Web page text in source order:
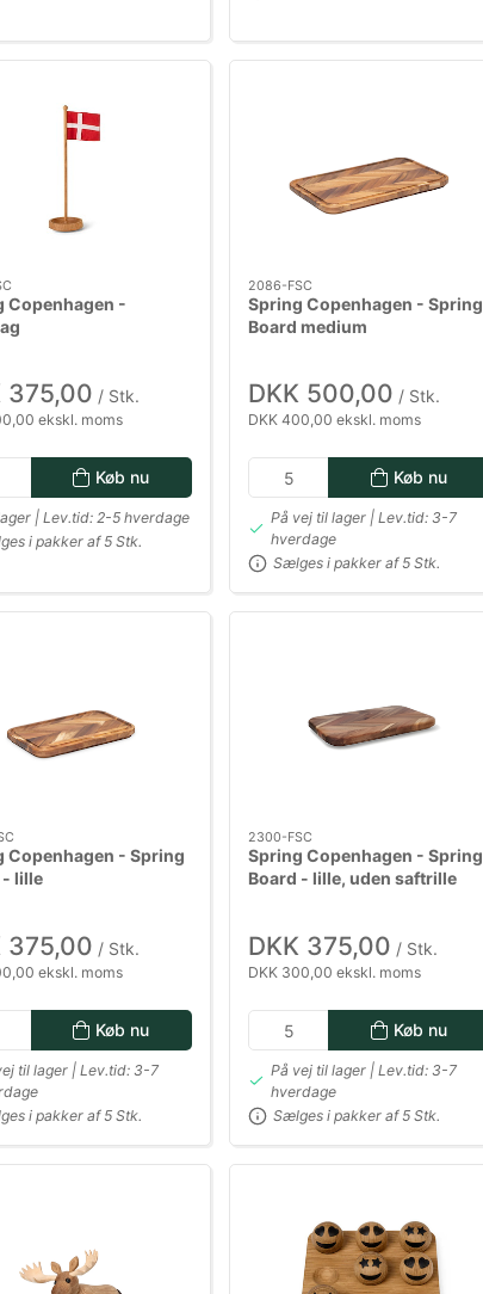
Copenhagen -
375,00 / Stk.
ekskl. moms
Køb nu
| Lev.tid: 2-5 hverdage
i pakker af 5 Stk.
2086-FSC
Spring Copenhagen - Spring
Board medium
DKK 500,00 / Stk.
DKK 400,00 ekskl. moms
Køb nu
På vej til lager | Lev.tid: 3-7
hverdage
Sælges i pakker af 5 Stk.
Copenhagen - Spring
- lille
375,00 / Stk.
ekskl. moms
Køb nu
til lager | Lev.tid: 3-7
i pakker af 5 Stk.
2300-FSC
Spring Copenhagen - Spring
Board - lille, uden saftrille
DKK 375,00 / Stk.
DKK 300,00 ekskl. moms
Køb nu
På vej til lager | Lev.tid: 3-7
hverdage
Sælges i pakker af 5 Stk.